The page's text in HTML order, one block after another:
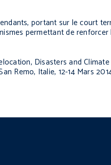
portant sur le court
permettant de renforcer
Disasters and Climate
Remo, Italie, 12-14 Mars